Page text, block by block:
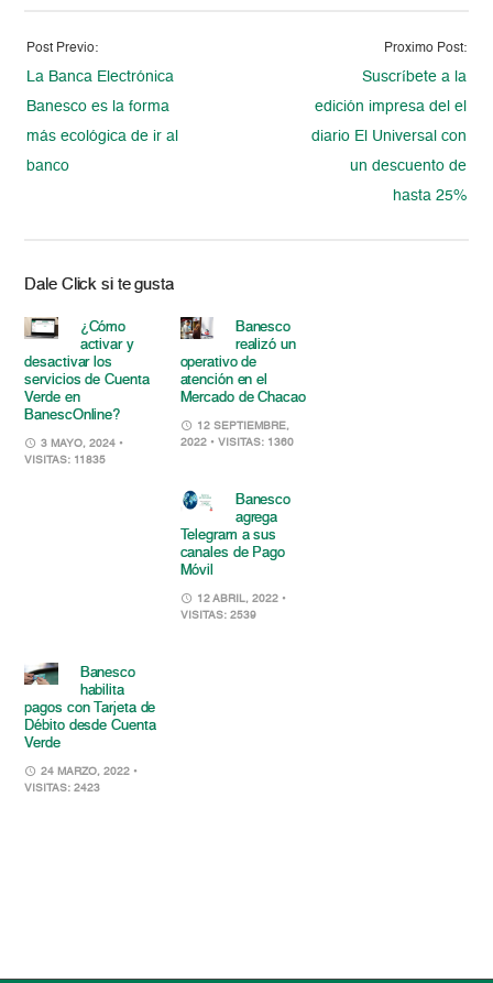
Post Previo:
La Banca Electrónica
Banesco es la forma
más ecológica de ir al
banco
Proximo Post:
Suscríbete a la
edición impresa del el
diario El Universal con
un descuento de
hasta 25%
Dale Click si te gusta
¿Cómo
activar y
desactivar los
servicios de Cuenta
Verde en
BanescOnline?
3 MAYO, 2024 •
VISITAS: 11835
Banesco
realizó un
operativo de
atención en el
Mercado de Chacao
12 SEPTIEMBRE,
2022 • VISITAS: 1360
Banesco
agrega
Telegram a sus
canales de Pago
Móvil
12 ABRIL, 2022 •
VISITAS: 2539
Banesco
habilita
pagos con Tarjeta de
Débito desde Cuenta
Verde
24 MARZO, 2022 •
VISITAS: 2423